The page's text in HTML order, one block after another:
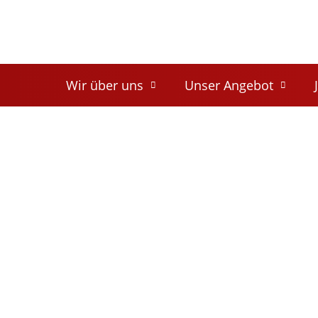
Wir über uns Unser Ange­bot